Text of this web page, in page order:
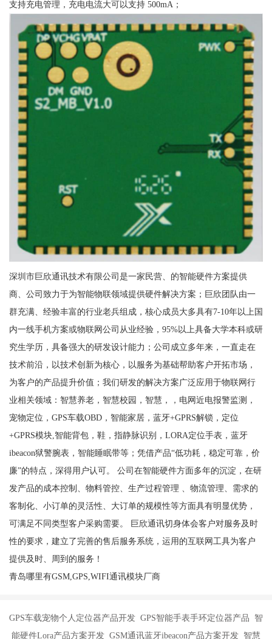
支持充电管理，充电电流大可以支持 500mA；
深圳市巨欣通讯技术有限公司是一家民营、的智能硬件方案提供
商、公司致力于为智能物联领域提供硬件解决方案；巨欣团队由一
群充满、经验丰富的行业老兵组成，核心成员大多具有7-10年以上国
内一线手机方案或物联网公司从业经验，95%以上具备大学本科或研
究生学历，具备强大的研发设计能力；公司成立多年来，一直走在
技术前沿，以技术创新为核心，以服务为基础帮助客户开拓市场，
为客户的产品提升价值；我们研发的解决方案广泛应用于物联网行
业相关领域：智慧养老，智慧校园，智慧，，电网近电报警监测，
宠物定位，GPS车载OBD，智能家居，蓝牙+GPRS解锁，定位
+GPRS模块,智能背包，鞋，指静脉识别，LORA定位手表，蓝牙
ibeacon狱警腕表，智能睡眠带等；凭借产品“低功耗，稳定可靠，价
廉”的特点，深得用户认可。 公司在智能硬件方面多年的沉淀，在研
发产品的成本控制、物料管控、生产过程管理 、物流管理、需求的
客制化、小订单的灵活性、大订单的规模性等方面具有明显优势，
可满足不同类型客户采购需要。 巨欣通讯切身体会客户对服务及时
性的要求，建立了完善的售后服务系统，运用的互联网工具为客户
提供及时、周到的服务！
青岛哪里有GSM,GPS,WIFI通讯模块厂商
GPS车载宠物个人定位器产品开发 GPS智能手表手环定位器产品 智
能硬件Lora产品方案开发 GSM通讯蓝牙ibeacon产品方案开发 智慧